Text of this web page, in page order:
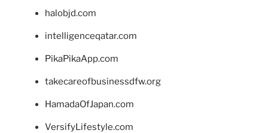
halobjd.com
intelligenceqatar.com
PikaPikaApp.com
takecareofbusinessdfw.org
HamadaOfJapan.com
VersifyLifestyle.com